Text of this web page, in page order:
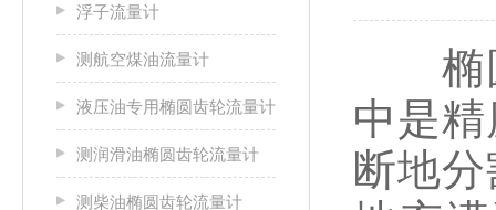
浮子流量计
测航空煤油流量计
液压油专用椭圆齿轮流量计
测润滑油椭圆齿轮流量计
测柴油椭圆齿轮流量计
椭圆
中是
断地